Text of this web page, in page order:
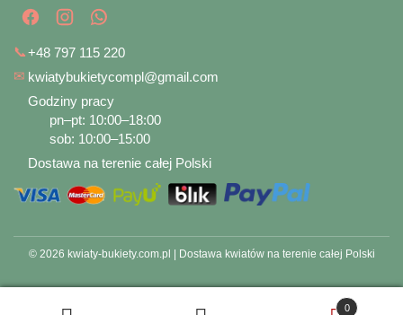
📞+48 797 115 220
✉ kwiatybukietycompl@gmail.com
Godziny pracy
pn–pt: 10:00–18:00
sob: 10:00–15:00
Dostawa na terenie całej Polski
0
© 2026 kwiaty-bukiety.com.pl | Dostawa kwiatów na terenie całej Polski